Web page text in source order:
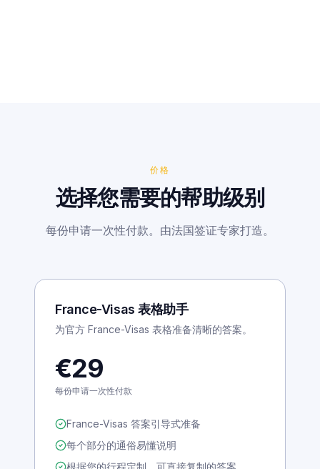
价格
选择您需要的帮助级别
France-Visas 表格助手
€29
France-Visas 答案引导式准备
每个部分的通俗易懂说明